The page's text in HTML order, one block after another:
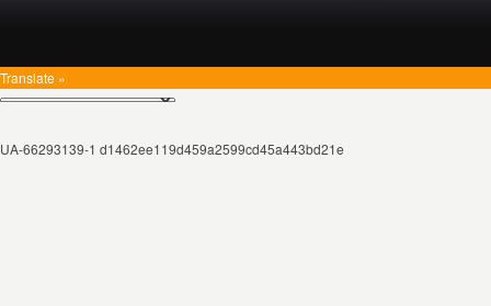
Translate »
UA-66293139-1 d1462ee119d459a2599cd45a443bd21e